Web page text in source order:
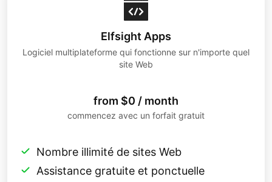
Elfsight Apps
Logiciel multiplateforme qui fonctionne sur n'importe quel
site Web
from $0 / month
commencez avec un forfait gratuit
Nombre illimité de sites Web
Assistance gratuite et ponctuelle